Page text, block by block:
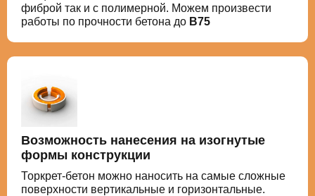
фиброй так и с полимерной. Можем произвести
работы по прочности бетона до В75
Возможность нанесения на изогнутые
формы конструкции
Торкрет-бетон можно наносить на самые сложные
поверхности вертикальные и горизонтальные.